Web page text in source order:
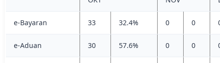
e-Bayaran 33 32.4% 0 0
e-Aduan 30 57.6% 0 0